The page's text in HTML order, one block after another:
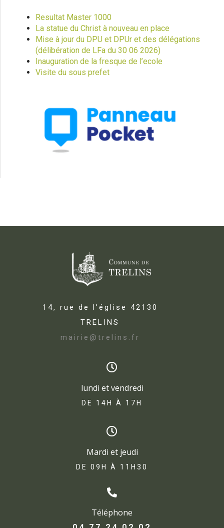
Resultat Master 1000
La statue du Christ à nouveau en place
Mise à jour du DPU et DPUr et des délégations
(délibération de LFa du 30 06 2026)
Inauguration de la fresque de l’ecole
Visite du sous prefet
14, rue de l’église 42130
TRELINS
mairie@trelins.fr
lundi et vendredi
DE 14H À 17H​
Mardi et jeudi
DE 09H À 11H30
Téléphone